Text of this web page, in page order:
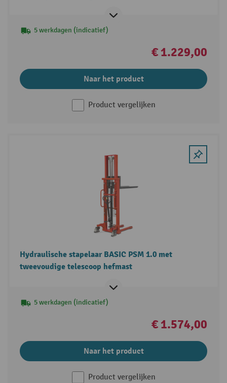
5 werkdagen (indicatief)
€ 1.229,00
Naar het product
Product vergelijken
Hydraulische stapelaar BASIC PSM 1.0 met
tweevoudige telescoop hefmast
5 werkdagen (indicatief)
€ 1.574,00
Naar het product
Product vergelijken